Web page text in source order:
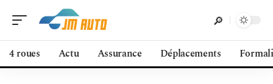
4 roues Actu Assurance Déplacements